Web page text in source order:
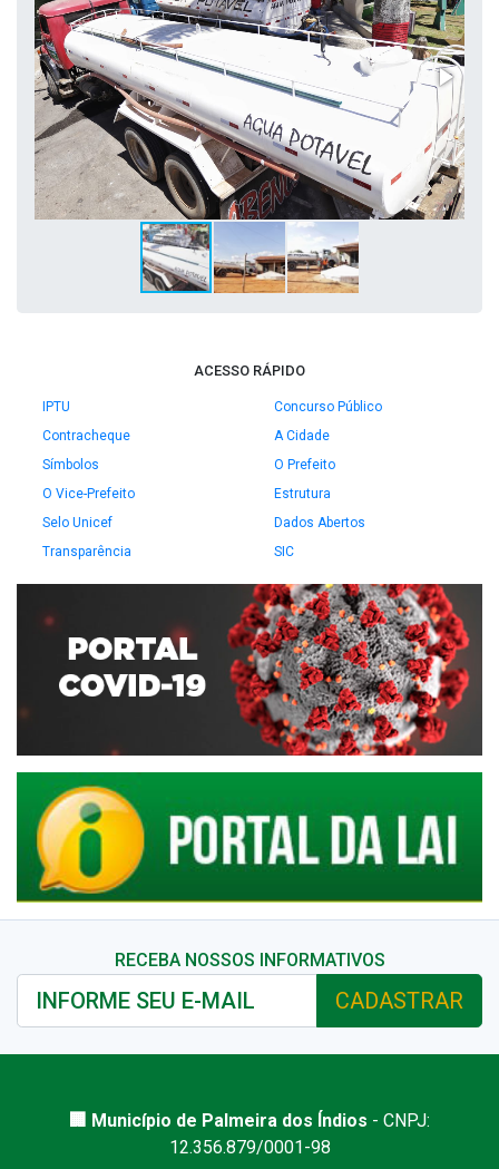
ACESSO RÁPIDO
IPTU
Concurso Público
Contracheque
A Cidade
Símbolos
O Prefeito
O Vice-Prefeito
Estrutura
Selo Unicef
Dados Abertos
Transparência
SIC
RECEBA NOSSOS INFORMATIVOS
CADASTRAR
🏢 Município de Palmeira dos Índios - CNPJ:
12.356.879/0001-98